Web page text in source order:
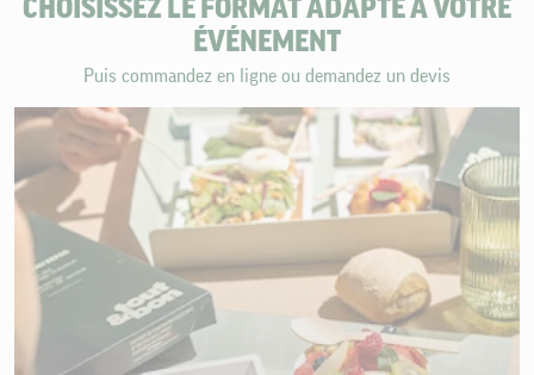
CHOISISSEZ LE FORMAT ADAPTÉ À VOTRE
ÉVÉNEMENT
Puis commandez en ligne ou demandez un devis